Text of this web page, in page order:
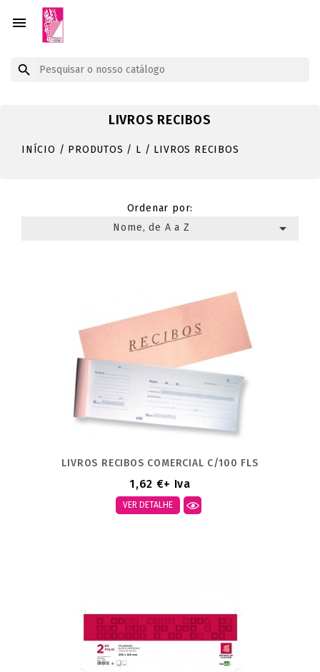


LIVROS RECIBOS
INÍCIO PRODUTOS L LIVROS RECIBOS
Ordenar por:
Nome, de A a Z

LIVROS RECIBOS COMERCIAL C/100 FLS
1,62 €+ Iva
VER DETALHE